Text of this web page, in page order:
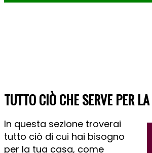
TUTTO CIÒ CHE SERVE PER
In questa sezione troverai
tutto ciò di cui hai bisogno
per la tua casa, come